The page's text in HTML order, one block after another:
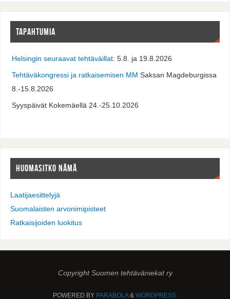
TAPAHTUMIA
Helsingin seuraavat tehtäväillat: 5.8. ja 19.8.2026
Tehtäväkongressi ja ratkaisemisen MM Saksan Magdeburgissa
8.-15.8.2026
Syyspäivät Kokemäellä 24.-25.10.2026
HUOMASITKO NÄMÄ
Laatijaesittelyjä
Suomalaisten arvonimipisteet
Ratkaisijoiden luokitus
Copyright Suomen tehtäväniekat ry
POWERED BY PARABOLA& WORDPRESS.